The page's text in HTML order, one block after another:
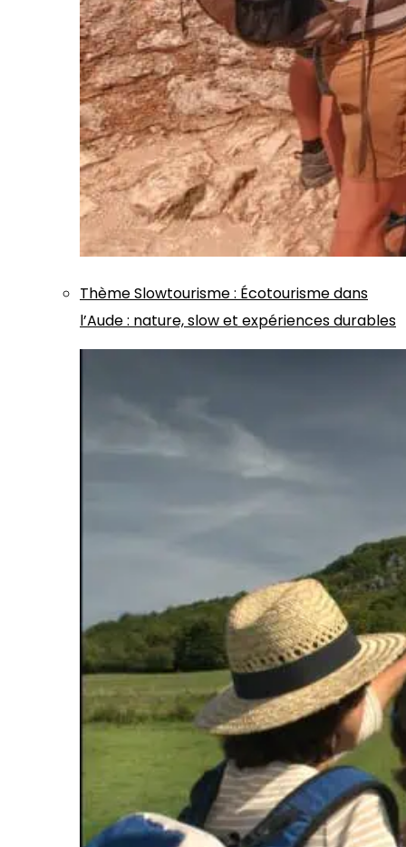
ThèmeSlowtourisme: Écotourisme dans
l’Aude : nature, slow et expériences durables